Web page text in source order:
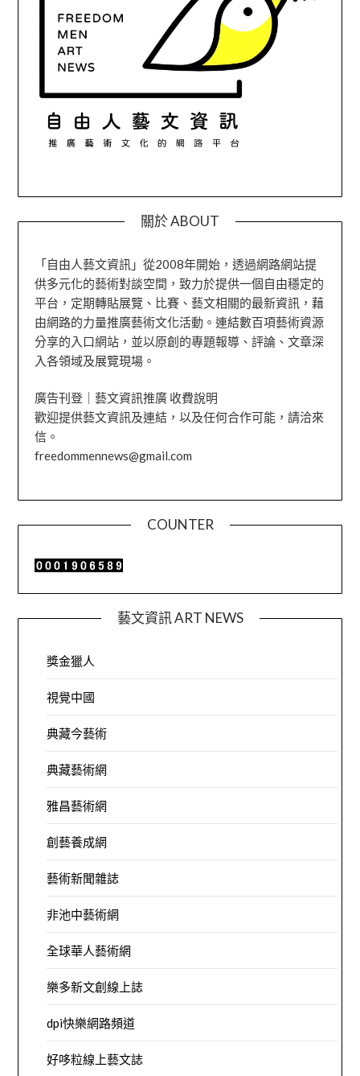
關於 ABOUT
「自由人藝文資訊」從2008年開始，透過網路網站提
供多元化的藝術對談空間，致力於提供一個自由穩定的
平台，定期轉貼展覽、比賽、藝文相關的最新資訊，藉
由網路的力量推廣藝術文化活動。連結數百項藝術資源
分享的入口網站，並以原創的專題報導、評論、文章深
入各領域及展覽現場。
廣告刊登｜藝文資訊推廣 收費說明
歡迎提供藝文資訊及連結，以及任何合作可能，請洽來
信。
freedommennews@gmail.com
COUNTER
藝文資訊 ART NEWS
獎金獵人
視覺中國
典藏今藝術
典藏藝術網
雅昌藝術網
創藝養成網
藝術新聞雜誌
非池中藝術網
全球華人藝術網
樂多新文創線上誌
dpi快樂網路頻道
好哆粒線上藝文誌